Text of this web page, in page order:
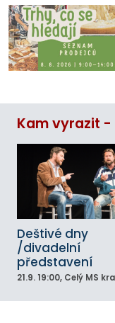
Kam vyrazit -
Deštivé dny
/divadelní
představení
21.9. 19:00, Celý MS